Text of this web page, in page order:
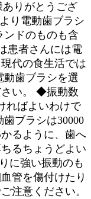
ありがとうござ
り電動歯ブラシ
ンドのものも含
患者さんには電
代の食生活では
歯ブラシを選
さい。 ◆振動数
ればよいわけで
ブラシは30000
るように、歯へ
るちょうどよい
に強い振動のも
管を傷付けたり
注意ください。